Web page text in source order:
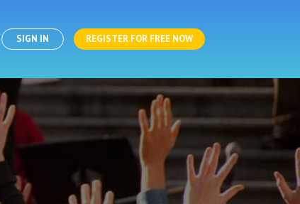
SIGN IN REGISTER FOR FREE NOW